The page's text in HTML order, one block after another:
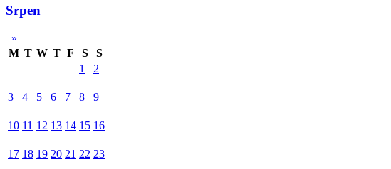
Srpen
»
M T W T F S
S
1
2
3 4 5 6 7 8 9
10 11 12 13 14 15 16
17 18 19 20 21 22 23